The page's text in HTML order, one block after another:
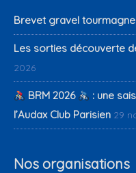
Brevet gravel tourmagne
Les sorties découverte
2026
BRM 2026
: une
l’Audax Club Parisien 29
Nos organisations